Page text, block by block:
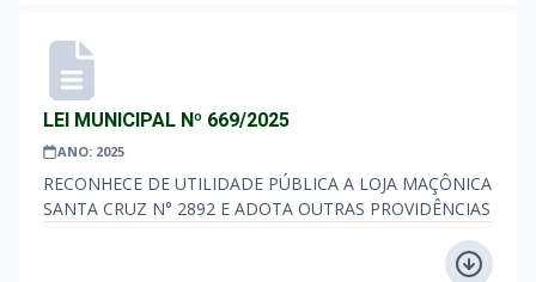
LEI MUNICIPAL Nº 669/2025
ANO: 2025
RECONHECE DE UTILIDADE PÚBLICA A LOJA MAÇÔNICA
SANTA CRUZ N° 2892 E ADOTA OUTRAS PROVIDÊNCIAS